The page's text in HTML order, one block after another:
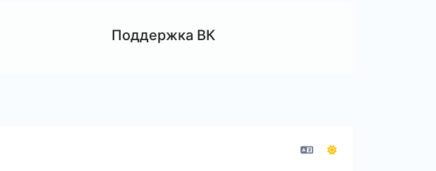
Поддержка ВК